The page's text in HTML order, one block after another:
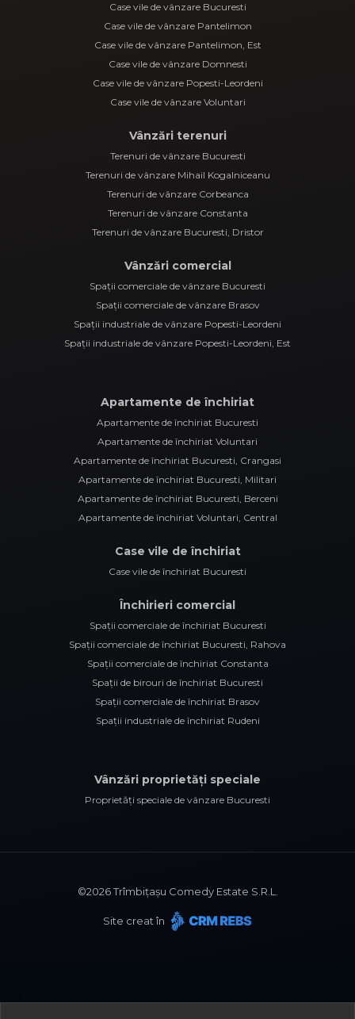
Case vile de vânzare Bucuresti
Case vile de vânzare Pantelimon
Case vile de vânzare Pantelimon, Est
Case vile de vânzare Domnesti
Case vile de vânzare Popesti-Leordeni
Case vile de vânzare Voluntari
Vânzări terenuri
Terenuri de vânzare Bucuresti
Terenuri de vânzare Mihail Kogalniceanu
Terenuri de vânzare Corbeanca
Terenuri de vânzare Constanta
Terenuri de vânzare Bucuresti, Dristor
Vânzări comercial
Spații comerciale de vânzare Bucuresti
Spații comerciale de vânzare Brasov
Spații industriale de vânzare Popesti-Leordeni
Spații industriale de vânzare Popesti-Leordeni, Est
Apartamente de închiriat
Apartamente de închiriat Bucuresti
Apartamente de închiriat Voluntari
Apartamente de închiriat Bucuresti, Crangasi
Apartamente de închiriat Bucuresti, Militari
Apartamente de închiriat Bucuresti, Berceni
Apartamente de închiriat Voluntari, Central
Case vile de închiriat
Case vile de închiriat Bucuresti
Închirieri comercial
Spații comerciale de închiriat Bucuresti
Spații comerciale de închiriat Bucuresti, Rahova
Spații comerciale de închiriat Constanta
Spații de birouri de închiriat Bucuresti
Spații comerciale de închiriat Brasov
Spații industriale de închiriat Rudeni
Vânzări proprietăți speciale
Proprietăți speciale de vânzare Bucuresti
©2026Trîmbițașu Comedy Estate S.R.L.
Site creat în